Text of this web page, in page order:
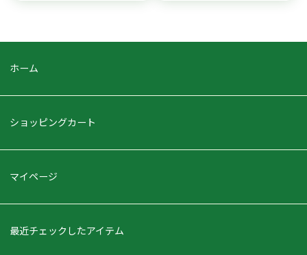
ホーム
ショッピングカート
マイページ
最近チェックしたアイテム